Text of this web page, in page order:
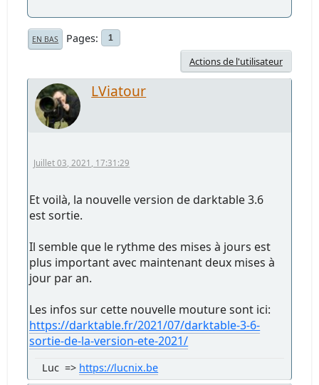
EN BAS Pages 1
Actions de l'utilisateur
LViatour
Juillet 03, 2021, 17:31:29
Et voilà, la nouvelle version de darktable 3.6
est sortie.
Il semble que le rythme des mises à jours est
plus important avec maintenant deux mises à
jour par an.
Les infos sur cette nouvelle mouture sont ici:
https://darktable.fr/2021/07/darktable-3-6-
sortie-de-la-version-ete-2021/
Luc => https://lucnix.be